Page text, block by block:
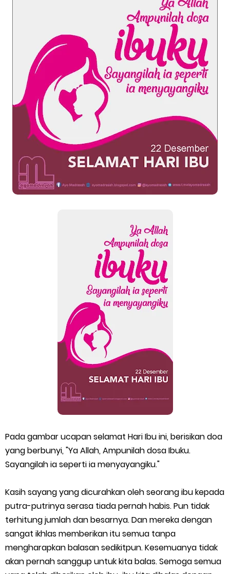
Pada gambar ucapan selamat Hari Ibu ini, berisikan doa
yang berbunyi, "Ya Allah, Ampunilah dosa Ibuku.
Sayangilah ia seperti ia menyayangiku."
Kasih sayang yang dicurahkan oleh seorang ibu kepada
putra-putrinya serasa tiada pernah habis. Pun tidak
terhitung jumlah dan besarnya. Dan mereka dengan
sangat ikhlas memberikan itu semua tanpa
mengharapkan balasan sedikitpun. Kesemuanya tidak
akan pernah sanggup untuk kita balas. Semoga semua